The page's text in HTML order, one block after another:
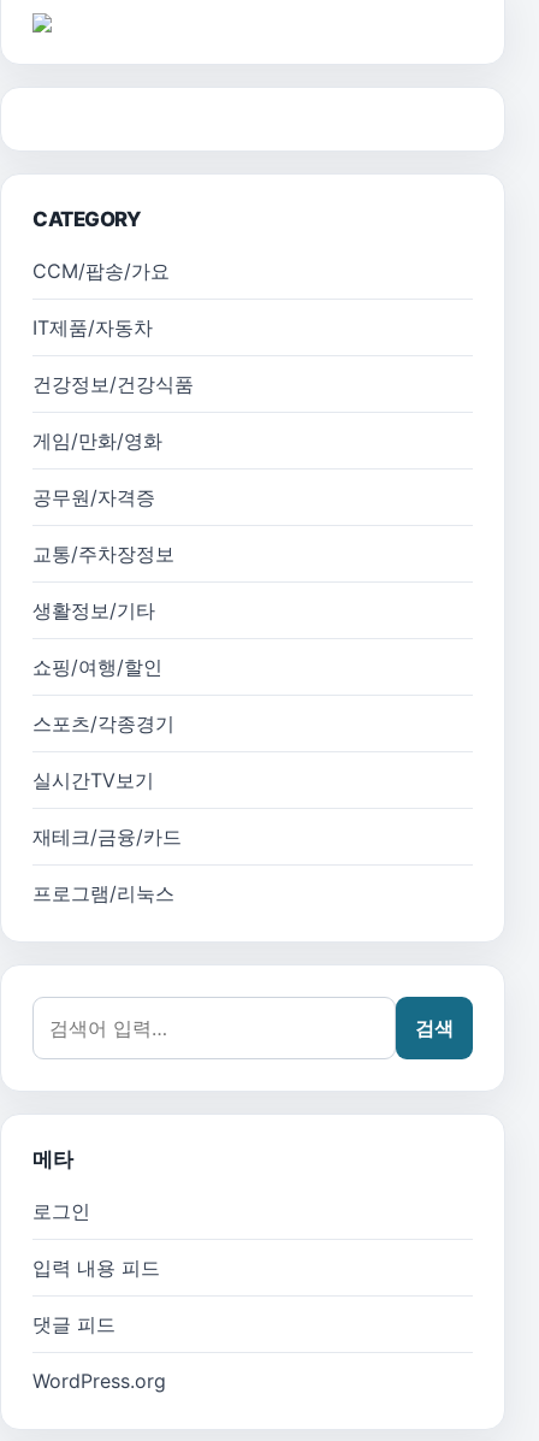
CATEGORY
CCM/팝송/가요
IT제품/자동차
건강정보/건강식품
게임/만화/영화
공무원/자격증
교통/주차장정보
생활정보/기타
쇼핑/여행/할인
스포츠/각종경기
실시간TV보기
재테크/금융/카드
프로그램/리눅스
검색어:
검색
메타
로그인
입력 내용 피드
댓글 피드
WordPress.org